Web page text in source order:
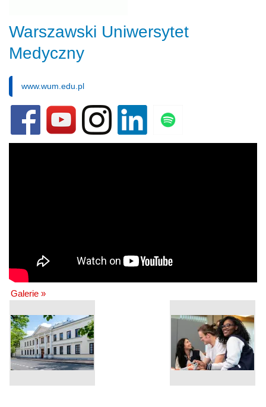
Warszawski Uniwersytet
Medyczny
www.wum.edu.pl
Galerie »